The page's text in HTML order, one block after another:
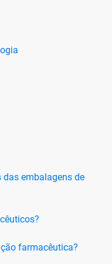
das embalagens de
farmacêutica?